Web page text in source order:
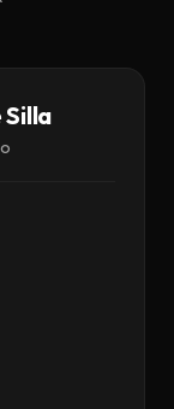
Silla